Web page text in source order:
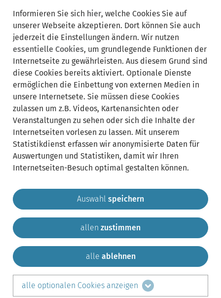
Synonyme:
ausländische Körperschaften
ausländische Personenvereinigungen
Bundeszentralamt für Steuern
BZStDeposit account
Einlagekonto EinlagenEinlagenrückgewähr
Federal Central Tax Office foreign associations of persons
foreign corporations
Inlays
local tax authority
örtliche Finanzbehörde
Repayment
Return of deposits
Rückzahlung
Gemeinde Krailling Impressum
Sitemap
Kontakt
teilen auf:
LinkedIn
Informieren Sie sich hier, welche Cookies Sie auf
unserer Webseite akzeptieren. Dort können Sie auch
jederzeit die Einstellungen ändern. Wir nutzen
essentielle Cookies, um grundlegende Funktionen der
Internetseite zu gewährleisten. Aus diesem Grund sind
diese Cookies bereits aktiviert. Optionale Dienste
ermöglichen die Einbettung von externen Medien in
unsere Internetsete. Sie müssen diese Cookies
zulassen um z.B. Videos, Kartenansichten oder
Veranstaltungen zu sehen oder sich die Inhalte der
Internetseiten vorlesen zu lassen. Mit unserem
Statistikdienst erfassen wir anonymisierte Daten für
Auswertungen und Statistiken, damit wir Ihren
Internetseiten-Besuch optimal gestalten können.
Auswahl speichern
allen zustimmen
alle ablehnen
alle optionalen Cookies anzeigen